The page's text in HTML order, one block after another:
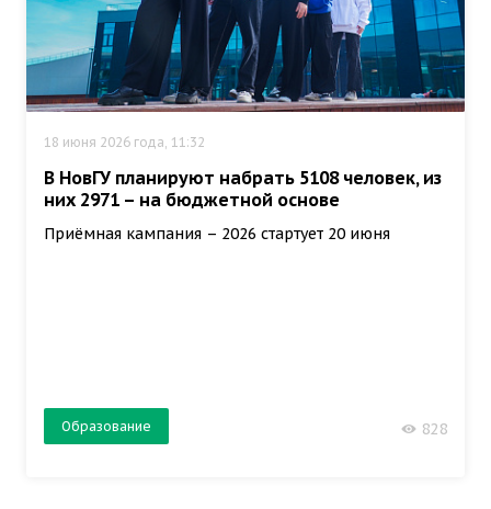
18 июня 2026 года, 11:32
В НовГУ планируют набрать 5108 человек, из
них 2971 – на бюджетной основе
Приёмная кампания – 2026 стартует 20 июня
Образование 828